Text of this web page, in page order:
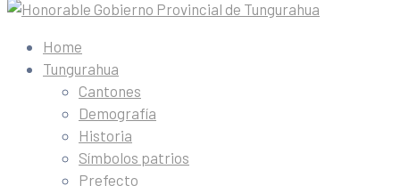
Home
Tungurahua
Cantones
Demografía
Historia
Símbolos patrios
Prefecto